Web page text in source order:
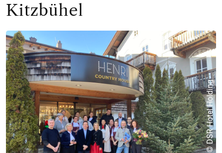
Kitzbühel
© DSR Hotel Holding